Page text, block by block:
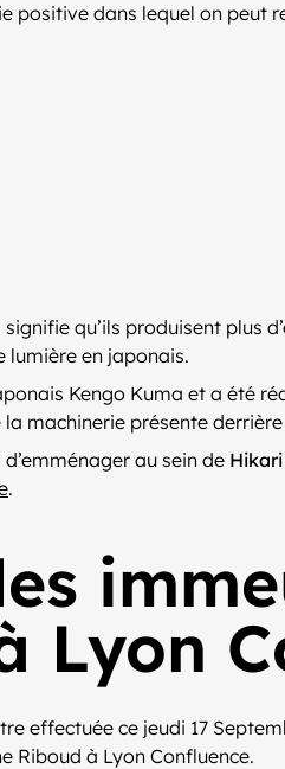
positive dans lequel on peut
qu’ils produisent plus
lumière en japonais.
Kengo Kuma et a été
machinerie présente
au sein de
.
Lyon
effectuée ce jeudi 17
Riboud à Lyon Confluence.